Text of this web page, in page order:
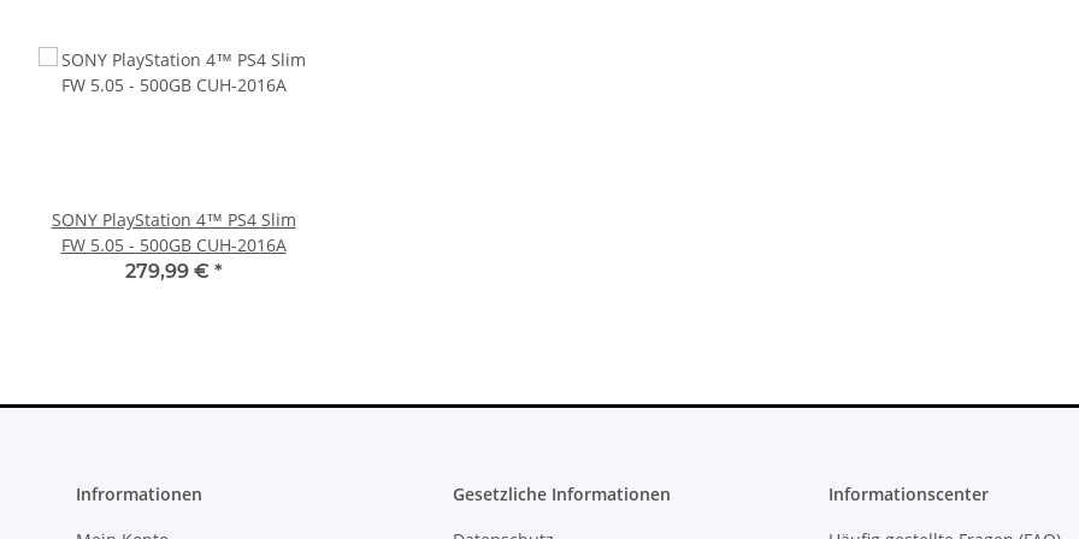
SONY PlayStation 4™ PS4 Slim
FW 5.05 - 500GB CUH-2016A
279,99 € *
Infrormationen Gesetzliche Informationen Informationscenter